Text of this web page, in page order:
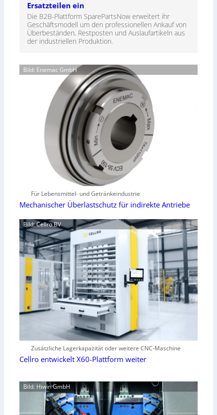
Ersatzteilen ein
Die B2B-Plattform SparePartsNow erweitert ihr
Geschäftsmodell um den professionellen Ankauf von
Überbeständen, Restposten und Auslaufartikeln aus
der industriellen Produktion.
Bild: Enemac GmbH
Für Lebensmittel- und Getränkeindustrie
Mechanischer Überlastschutz für indirekte Antriebe
Bild: Cellro BV
Zusätzliche Lagerkapazität oder weitere CNC-Maschine
Cellro entwickelt X60-Plattform weiter
Bild: Hiwin GmbH